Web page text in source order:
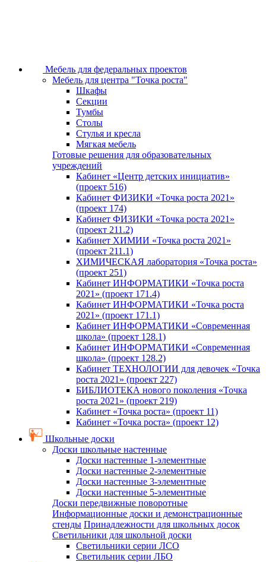
Мебель для федеральных проектов
Мебель для центра "Точка роста"
Шкафы
Секции
Тумбы
Столы
Стулья и кресла
Мягкая мебель
Готовые решения для образовательных
учреждений
Кабинет «Центр детских инициатив»
(проект 516)
Кабинет ФИЗИКИ «Точка роста 2021»
(проект 174)
Кабинет ФИЗИКИ «Точка роста 2021»
(проект 211.2)
Кабинет ХИМИИ «Точка роста 2021»
(проект 211.1)
ХИМИЧЕСКАЯ лаборатория «Точка роста»
(проект 251)
Кабинет ИНФОРМАТИКИ «Точка роста
2021» (проект 171.4)
Кабинет ИНФОРМАТИКИ «Точка роста
2021» (проект 171.1)
Кабинет ИНФОРМАТИКИ «Современная
школа» (проект 128.1)
Кабинет ИНФОРМАТИКИ «Современная
школа» (проект 128.2)
Кабинет ТЕХНОЛОГИИ для девочек «Точка
роста 2021» (проект 227)
БИБЛИОТЕКА нового поколения «Точка
роста 2021» (проект 219)
Кабинет «Точка роста» (проект 11)
Кабинет «Точка роста» (проект 12)
Школьные доски
Доски школьные настенные
Доски настенные 1-элементные
Доски настенные 2-элементные
Доски настенные 3-элементные
Доски настенные 5-элементные
Доски передвижные поворотные
Информационные доски и демонстрационные
стенды Принадлежности для школьных досок
Светильники для школьной доски
Светильники серии ЛСО
Светильник серии ЛБО